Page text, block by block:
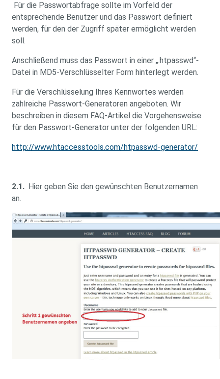
Für die Passwortabfrage sollte im Vorfeld der
entsprechende Benutzer und das Passwort definiert
werden, für den der Zugriff später ermöglicht werden
soll.
Anschließend muss das Passwort in einer „.htpasswd“-
Datei in MD5-Verschlüsselter Form hinterlegt werden.
Für die Verschlüsselung Ihres Kennwortes werden
zahlreiche Passwort-Generatoren angeboten. Wir
beschreiben in diesem FAQ-Artikel die Vorgehensweise
für den Passwort-Generator unter der folgenden URL:
http://www.htaccesstools.com/htpasswd-generator/
2.1. Hier geben Sie den gewünschten Benutzernamen
an.